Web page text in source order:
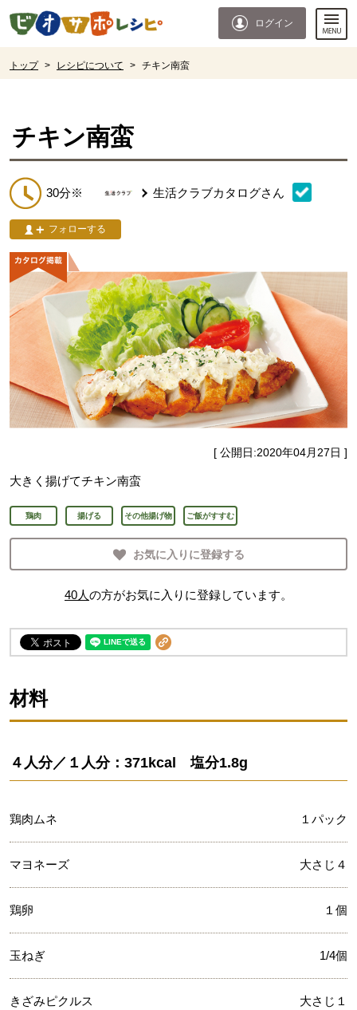
ページの先頭です。
ログイン
トップ > レシピについて > チキン南蛮
チキン南蛮
30分※ 生活クラブカタログさん
フォローする
[ 公開日:2020年04月27日 ]
大きく揚げてチキン南蛮
鶏肉 揚げる その他揚げ物 ご飯がすすむ
お気に入りに登録する
40人の方がお気に入りに登録しています。
材料
４人分／１人分：371kcal 塩分1.8g
鶏肉ムネ １パック
マヨネーズ 大さじ４
鶏卵 １個
玉ねぎ 1/4個
きざみピクルス 大さじ１